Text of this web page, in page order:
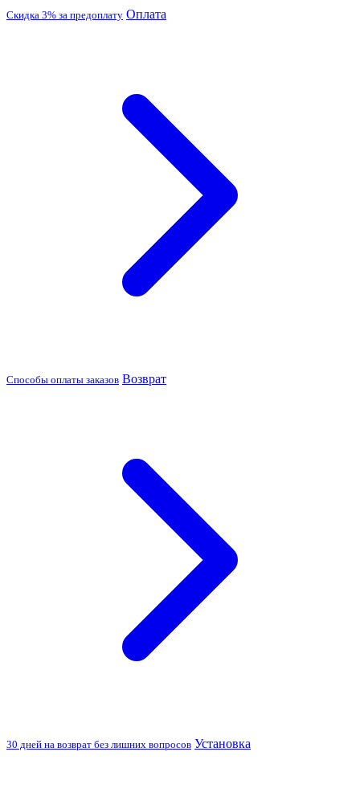
Скидка 3% за предоплату Оплата
Способы оплаты заказов Возврат
30 дней на возврат без лишних вопросов Установка